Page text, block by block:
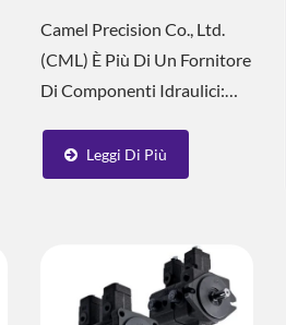
Camel Precision Co., Ltd.
(CML) È Più Di Un Fornitore
Di Componenti Idraulici:
Complete Per Sistemi
Idraulici Che Consentono
Utensili Di Raggiungere Una
Leggi Di Più